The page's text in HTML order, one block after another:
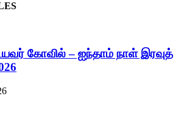
கோவில் – ஐந்தாம் நாள் இரவுத்